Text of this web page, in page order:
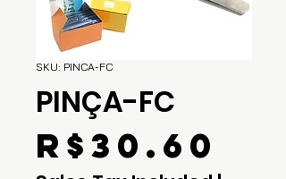
SKU: PINCA-FC
PINÇA-FC
R$30.60